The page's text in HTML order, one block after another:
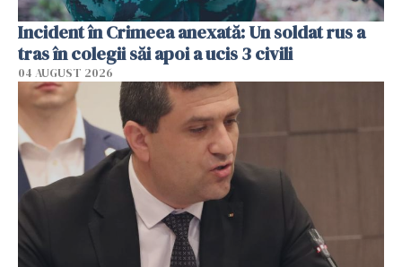
Incident în Crimeea anexată: Un soldat rus a
tras în colegii săi apoi a ucis 3 civili
04 AUGUST 2026